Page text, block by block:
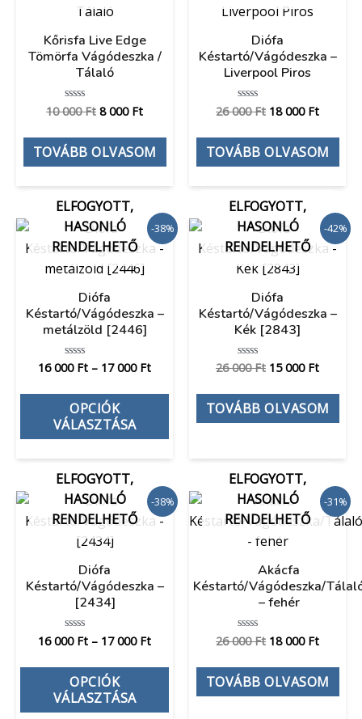
Kőrisfa Live Edge
Tömörfa Vágódeszka /
Tálaló
Értékelés:
0
5
10 000Ft 8 000 Ft
TOVÁBB OLVASOM
Diófa
Késtartó/Vágódeszka –
Liverpool Piros
Értékelés:
0
5
26 000Ft 18 000 Ft
TOVÁBB OLVASOM
-38%
ELFOGYOTT,
HASONLÓ
RENDELHETŐ
Diófa
Késtartó/Vágódeszka –
metálzöld [2446]
Értékelés:
5
16 000 Ft – 17 000 Ft
OPCIÓK
VÁLASZTÁSA
-42%
ELFOGYOTT,
HASONLÓ
RENDELHETŐ
Diófa
Késtartó/Vágódeszka –
Kék [2843]
Értékelés:
5
26 000Ft 15 000 Ft
TOVÁBB OLVASOM
-38%
ELFOGYOTT,
HASONLÓ
RENDELHETŐ
Diófa
Késtartó/Vágódeszka –
[2434]
Értékelés:
0
5
16 000 Ft – 17 000 Ft
OPCIÓK
VÁLASZTÁSA
-31%
ELFOGYOTT,
HASONLÓ
RENDELHETŐ
Akácfa
Késtartó/Vágódeszka/
– fehér
Értékelés:
0
5
26 000Ft 18 000 Ft
TOVÁBB OLVASOM